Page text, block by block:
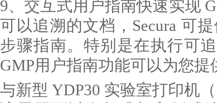
9、交互式用户指南快速实现
可以追溯的文档，Secura 可
步骤指南。特别是在执行可
GMP用户指南功能可以为您提
与新型 YDP30 实验室打印机